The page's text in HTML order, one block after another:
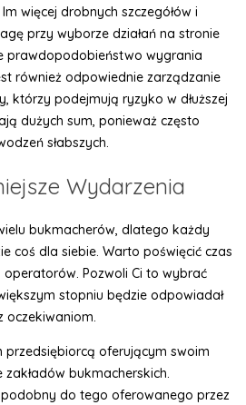
więcej drobnych szczegółów i
przy wyborze działań na stronie
prawdopodobieństwo wygrania
również odpowiednie zarządzanie
którzy podejmują ryzyko w dłuższej
dużych sum, ponieważ często
słabszych.
Wydarzenia
bukmacherów, dlatego każdy
coś dla siebie. Warto poświęcić czas
Pozwoli Ci to wybrać
stopniu będzie odpowiadał
oczekiwaniom.
przedsiębiorcą oferującym swoim
bukmacherskich.
do tego oferowanego przez